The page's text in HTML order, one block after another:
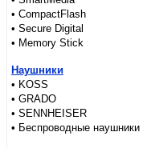
• CompactFlash
• Secure Digital
• Memory Stick
Наушники
• KOSS
• GRADO
• SENNHEISER
• Беспроводные наушники